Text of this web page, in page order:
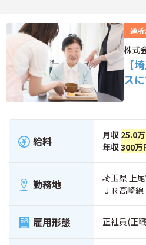
通所
株式
【
ス
給料 月収 25.0
年収300万
勤務地
埼玉県 上
ＪＲ高崎
雇用形態 正社員(正